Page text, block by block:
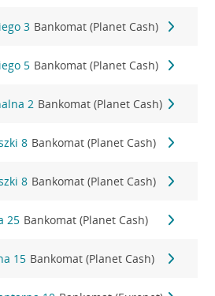
3 Bankomat (Planet Cash)
5 Bankomat (Planet Cash)
2 Bankomat (Planet Cash)
8 Bankomat (Planet Cash)
8 Bankomat (Planet Cash)
25 Bankomat (Planet Cash)
15 Bankomat (Planet Cash)